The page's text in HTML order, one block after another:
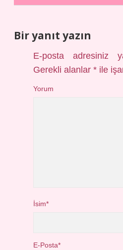
Bir yanıt yazın
E-posta adresiniz
Gerekli alanlar* ile
Yorum
İsim*
E-Posta*